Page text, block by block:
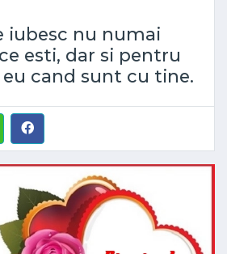
iubesc nu numai
esti, dar si pentru
cand sunt cu tine.